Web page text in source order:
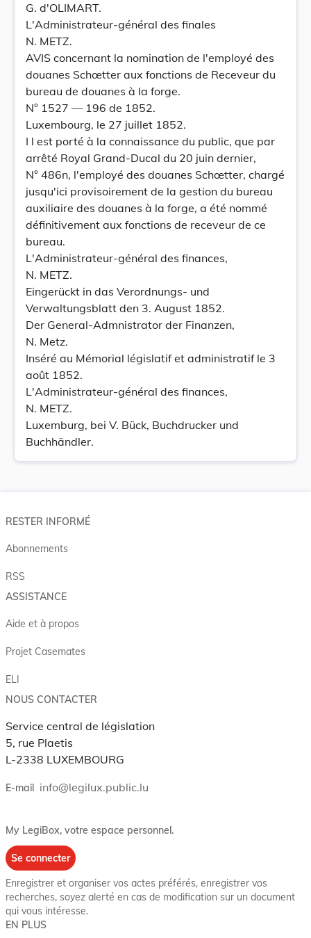
G. d'OLIMART.
L'Administrateur-général des finales
N. METZ.
AVIS concernant la nomination de l'employé des
douanes Schœtter aux fonctions de Receveur du
bureau de douanes à la forge.
N° 1527 — 196 de 1852.
Luxembourg, le 27 juillet 1852.
I l est porté à la connaissance du public, que par
arrêté Royal Grand-Ducal du 20 juin dernier,
N° 486n, l'employé des douanes Schœtter, chargé
jusqu'ici provisoirement de la gestion du bureau
auxiliaire des douanes à la forge, a été nommé
définitivement aux fonctions de receveur de ce
bureau.
L'Administrateur-général des finances,
N. METZ.
Eingerückt in das Verordnungs- und
Verwaltungsblatt den 3. August 1852.
Der General-Admnistrator der Finanzen,
N. Metz.
Inséré au Mémorial législatif et administratif le 3
août 1852.
L'Administrateur-général des finances,
N. METZ.
Luxemburg, bei V. Bück, Buchdrucker und
Buchhändler.
RESTER INFORMÉ
Abonnements
RSS
ASSISTANCE
Aide et à propos
Projet Casemates
ELI
NOUS CONTACTER
Service central de législation
5, rue Plaetis
L-2338 LUXEMBOURG
E-mail info@legilux.public.lu
My LegiBox, votre espace personnel.
Se connecter
Enregistrer et organiser vos actes préférés, enregistrer vos
recherches, soyez alerté en cas de modification sur un document
qui vous intéresse.
EN PLUS